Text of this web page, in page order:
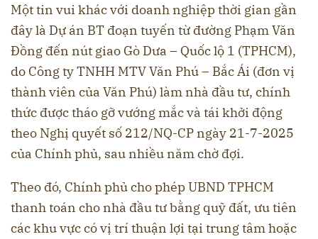
Một tin vui khác với doanh nghiệp thời gian gần
đây là Dự án BT đoạn tuyến từ đường Phạm Văn
Đồng đến nút giao Gò Dưa – Quốc lộ 1 (TPHCM),
do Công ty TNHH MTV Văn Phú – Bắc Ái (đơn vị
thành viên của Văn Phú) làm nhà đầu tư, chính
thức được tháo gỡ vướng mắc và tái khởi động
theo Nghị quyết số 212/NQ-CP ngày 21-7-2025
của Chính phủ, sau nhiều năm chờ đợi.
Theo đó, Chính phủ cho phép UBND TPHCM
thanh toán cho nhà đầu tư bằng quỹ đất, ưu tiên
các khu vực có vị trí thuận lợi tại trung tâm hoặc